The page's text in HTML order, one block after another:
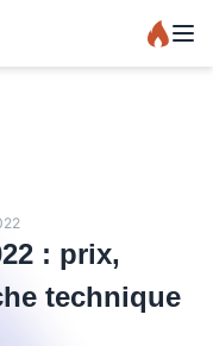
: prix,
technique